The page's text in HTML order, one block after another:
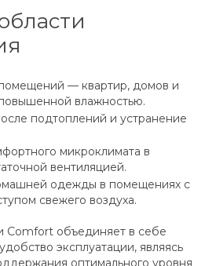
— квартир, домов и
влажностью.
подтоплений и устранение
микроклимата в
вентиляцией.
одежды в помещениях с
свежего воздуха.
Comfort объединяет в себе
эксплуатации, являясь
оптимального уровня